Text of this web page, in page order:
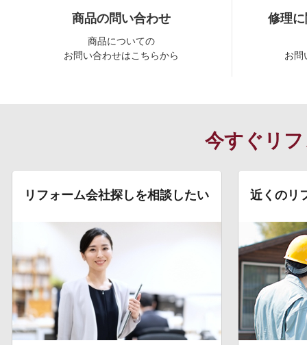
商品の問い合わせ
商品についての
お問い合わせはこちらから
修理
お問
今すぐリ
リフォーム会社探しを相談したい 近くのリ